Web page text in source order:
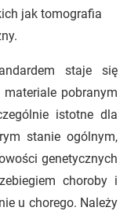
jak tomografia
staje się
pobranym
istotne dla
stanie ogólnym,
genetycznych
choroby i
u chorego. Należy